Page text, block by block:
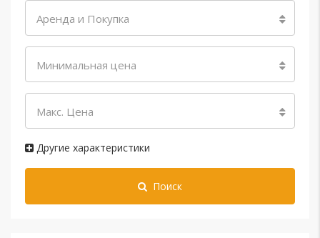
Аренда и Покупка
Минимальная цена
Макс. Цена
Другие характеристики
Поиск